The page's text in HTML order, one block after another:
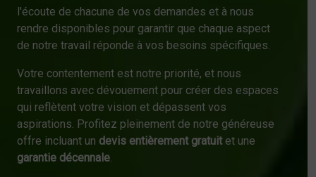
l'écoute de chacune de vos demandes et à nous
rendre disponibles pour garantir que chaque aspect
de notre travail réponde à vos besoins spécifiques.
Votre contentement est notre priorité, et nous
travaillons avec dévouement pour créer des espaces
qui reflètent votre vision et dépassent vos
aspirations. Profitez pleinement de notre généreuse
offre incluant un devis entièrement gratuitet une
garantie décennale.